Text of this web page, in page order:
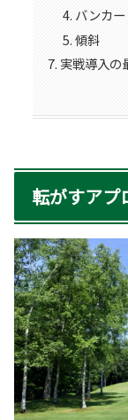
バンカー
傾斜
実戦導入の
転がすアプ